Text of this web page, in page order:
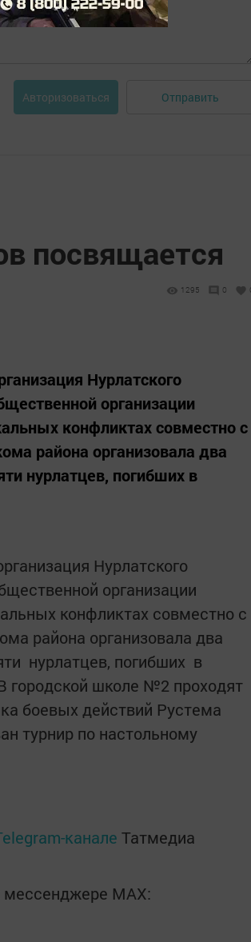
Авторизоваться Отправить
посвящается
1295 0
Нурлатского
организации
конфликтах совместно с
района организовала два
нурлатцев, погибших в
Нурлатского
организации
конфликтах совместно с
района организовала два
нурлатцев, погибших в
городской школе №2 проходят
боевых действий Рустема
турнир по настольному
канале Татмедиа
мессенджере MАХ: